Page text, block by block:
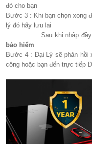
đó cho bạn
Bước 3 : Khi bạn chọn xong
lý đó hãy lưu lai
Sau khi nhập đầy đủ
bảo hiểm
Bước 4 : Đại Lý sẽ phản hồi
công hoặc bạn đến trực tiếp